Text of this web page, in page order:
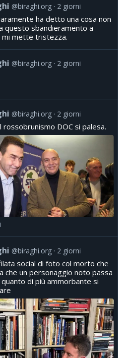
@biraghi.org 2 giorni
ha detto una cosa non
questo sbandieramento a
mi mette tristezza.
@biraghi.org 2 giorni
@biraghi.org 2 giorni
DOC si palesa.
@biraghi.org 2 giorni
social di foto col morto che
che un personaggio noto passa
di più ammorbante si